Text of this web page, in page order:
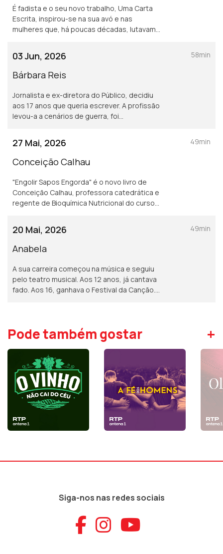
É fadista e o seu novo trabalho, Uma Carta
Escrita, inspirou-se na sua avó e nas
mulheres que, há poucas décadas, lutavam
03 Jun, 2026
Bárbara Reis
Jornalista e ex-diretora do Público, decidiu
aos 17 anos que queria escrever. A profissão
levou-a a cenários de guerra, foi
jornalistas.
58min
27 Mai, 2026
Conceição Calhau
"Engolir Sapos Engorda" é o novo livro de
Conceição Calhau, professora catedrática e
regente de Bioquímica Nutricional do curso
processa.
49min
20 Mai, 2026
Anabela
A sua carreira começou na música e seguiu
pelo teatro musical. Aos 12 anos, já cantava
fado. Aos 16, ganhava o Festival da Canção.
49min
Pode também gostar +
Siga-nos nas redes sociais
Aceder ao
Aceder ao
Aceder